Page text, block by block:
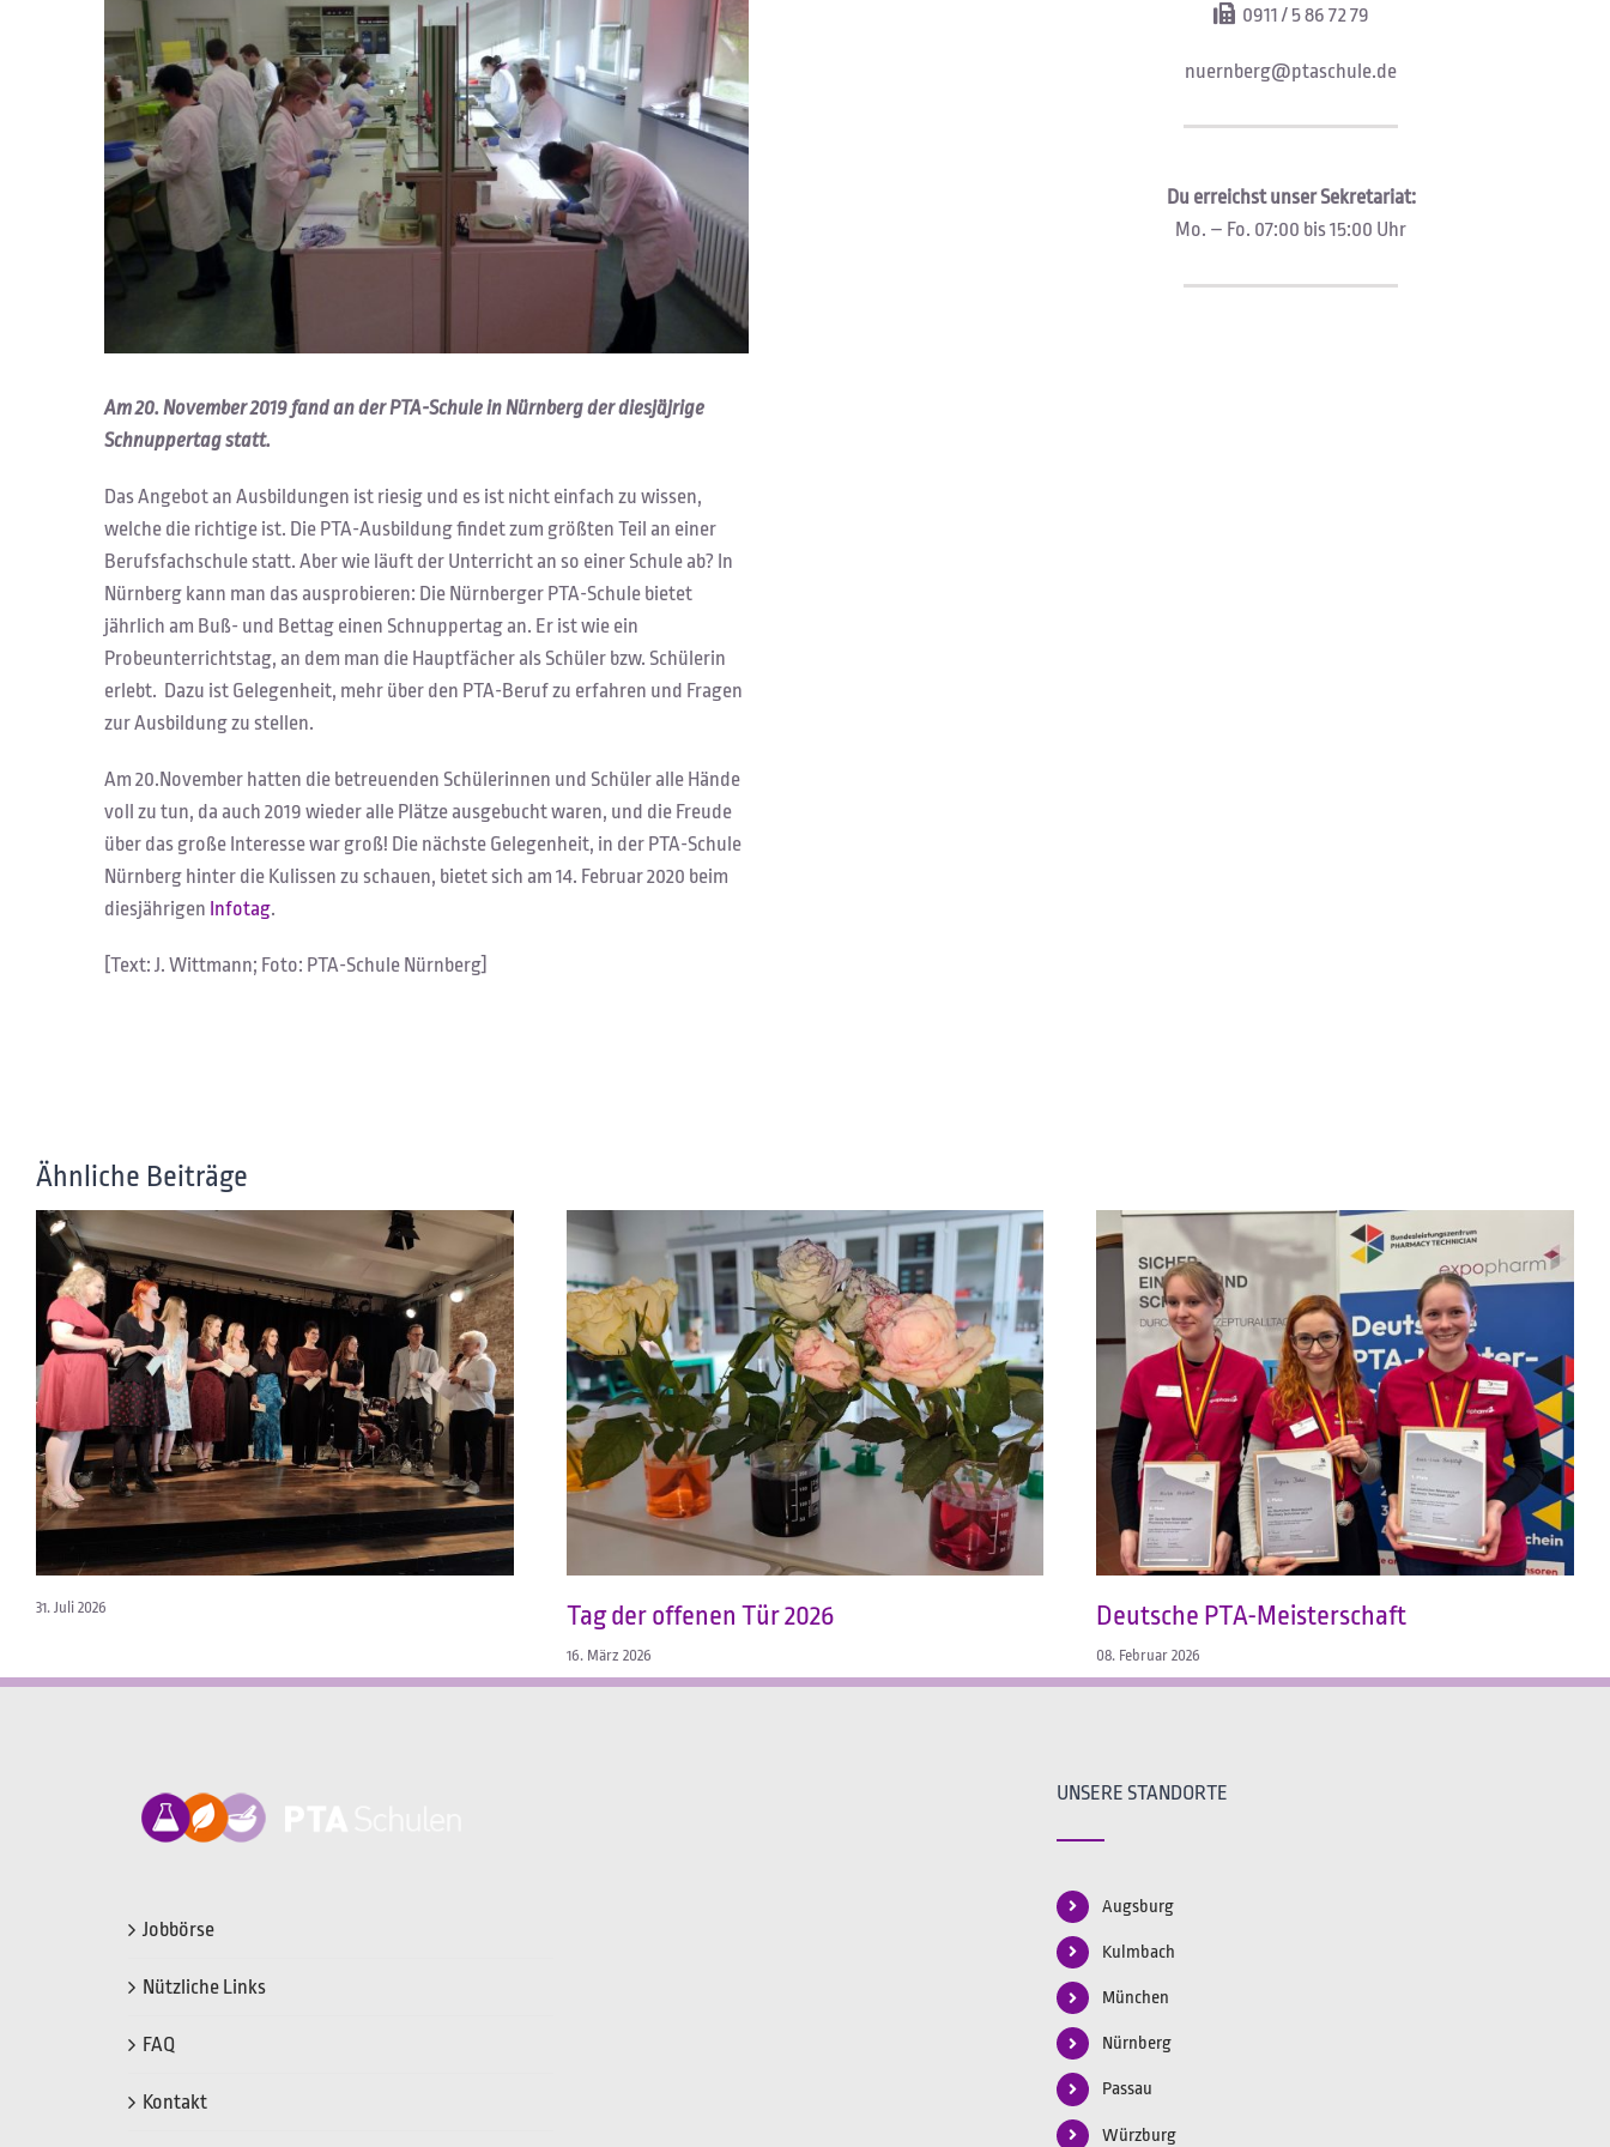
Am 20. November 2019 fand an der PTA-Schule in Nürnberg der diesjäjrige
Schnuppertag statt.
Das Angebot an Ausbildungen ist riesig und es ist nicht einfach zu wissen,
welche die richtige ist. Die PTA-Ausbildung findet zum größten Teil an einer
Berufsfachschule statt. Aber wie läuft der Unterricht an so einer Schule ab? In
Nürnberg kann man das ausprobieren: Die Nürnberger PTA-Schule bietet
jährlich am Buß- und Bettag einen Schnuppertag an. Er ist wie ein
Probeunterrichtstag, an dem man die Hauptfächer als Schüler bzw. Schülerin
erlebt. Dazu ist Gelegenheit, mehr über den PTA-Beruf zu erfahren und Fragen
zur Ausbildung zu stellen.
Am 20.November hatten die betreuenden Schülerinnen und Schüler alle Hände
voll zu tun, da auch 2019 wieder alle Plätze ausgebucht waren, und die Freude
über das große Interesse war groß! Die nächste Gelegenheit, in der PTA-Schule
Nürnberg hinter die Kulissen zu schauen, bietet sich am 14. Februar 2020 beim
diesjährigen Infotag.
[Text: J. Wittmann; Foto: PTA-Schule Nürnberg]
0911 / 5 86 72 79
nuernberg@ptaschule.de
Du erreichst unser Sekretariat:
Mo. – Fo. 07:00 bis 15:00 Uhr
Ähnliche Beiträge
31. Juli 2026 Tag der offenen Tür 2026
16. März 2026
Deutsche PTA-Meisterschaft
08. Februar 2026
Jobbörse
Nützliche Links
FAQ
Kontakt
UNSERE STANDORTE
Augsburg
Kulmbach
München
Nürnberg
Passau
Würzburg